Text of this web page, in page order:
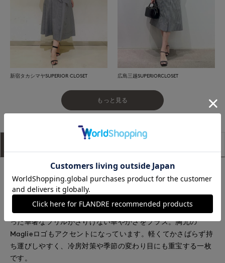
新宿タカシマヤSUPERIOR CLOSET 広島三越SUPERIORCLOSET
もっと見る
シャリ感のある素材で仕立てた、暑い季節に活躍するニットパ
ーカー。ワンピースやスカートにバランスよく羽織れるコンパ
クトなサイズ感と短めの着丈が、Maglieらしい上品な印象を演
出します。ふんわりとした袖のボリュームと、リブ端にあしら
った華奢なフリルがさりげない華やかさをプラス。胸元の
Maglieロゴもアクセントになっています。軽くてかさばらず持
ち運びしやすく、冷房対策や季節の変わり目にも重宝する一枚
です。